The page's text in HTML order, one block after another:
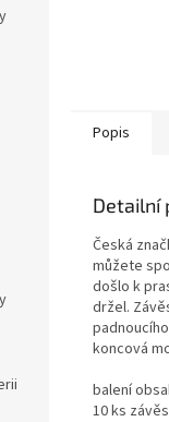
Popis
Detailní
Česká
můžete
došlo k
držel.
koncová
balení
10 ks